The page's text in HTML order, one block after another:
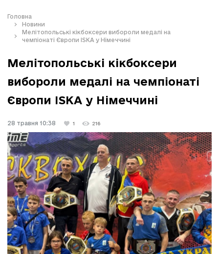
Головна
Новини
Мелітопольські кікбоксери вибороли медалі на
чемпіонаті Європи ISKA у Німеччині
Мелітопольські кікбоксери
вибороли медалі на чемпіонаті
Європи ISKA у Німеччині
28 травня 10:38 1 216